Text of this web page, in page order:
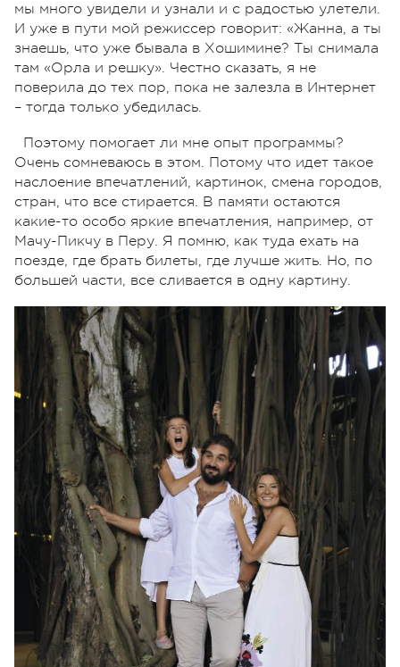
мы много увидели и узнали и с радостью улетели.
И уже в пути мой режиссер говорит: «Жанна, а ты
знаешь, что уже бывала в Хошимине? Ты снимала
там «Орла и решку». Честно сказать, я не
поверила до тех пор, пока не залезла в Интернет
– тогда только убедилась.
Поэтому помогает ли мне опыт программы?
Очень сомневаюсь в этом. Потому что идет такое
наслоение впечатлений, картинок, смена городов,
стран, что все стирается. В памяти остаются
какие-то особо яркие впечатления, например, от
Мачу-Пикчу в Перу. Я помню, как туда ехать на
поезде, где брать билеты, где лучше жить. Но, по
большей части, все сливается в одну картину.